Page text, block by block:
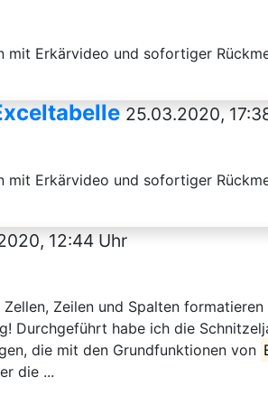
Erkärvideo und sofortiger
25.03.2020,
Erkärvideo und sofortiger
12:44 Uhr
Zellen, Zeilen und Spalten
Durchgeführt habe ich die
die mit den Grundfunktionen von
die ...